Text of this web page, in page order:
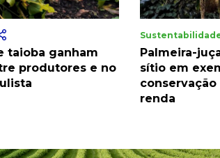
taioba ganham
produtores e no
Palmeira-
sítio em
renda